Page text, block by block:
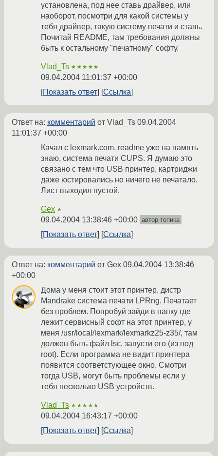
установлена, под нее ставь драйвер, или
наоборот, посмотри для какой системы у
тебя драйвер, такую систему печати и ставь.
Почитай README, там требования должны
быть к остальному "печатному" софту.
Vlad_Ts ★★★★★
09.04.2004 11:01:37 +00:00
Показать ответ
Ссылка
Ответ на: комментарий от Vlad_Ts 09.04.2004
11:01:37 +00:00
Качал с lexmark.com, readme уже на память
знаю, система печати CUPS. Я думаю это
связано с тем что USB принтер, картриджи
даже юстировались но ничего не печатало.
Лист выходил пустой.
Gex ★
09.04.2004 13:38:46 +00:00 автор топика
Показать ответ Ссылка
Ответ на: комментарий от Gex 09.04.2004 13:38:46
+00:00
Дома у меня стоит этот принтер, дистр
Mandrake система печати LPRng. Печатает
без проблем. Попробуй зайди в папку где
лежит сервисный софт на этот принтер, у
меня /usr/local/lexmark/lexmarkz25-z35/, там
должен быть файл lsc, запусти его (из под
root). Если программа не видит принтера
появится соответстующее окно. Смотри
тогда USB, могут быть проблемы если у
тебя несколько USB устройств.
Vlad_Ts ★★★★★
09.04.2004 16:43:17 +00:00
Показать ответ
Ссылка